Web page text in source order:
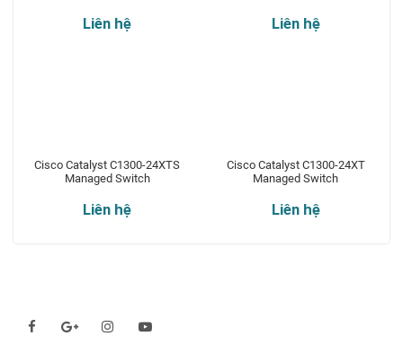
Liên hệ Liên hệ
Cisco Catalyst C1300-24XTS
Managed Switch
Liên hệ
Cisco Catalyst C1300-24XT
Managed Switch
Liên hệ